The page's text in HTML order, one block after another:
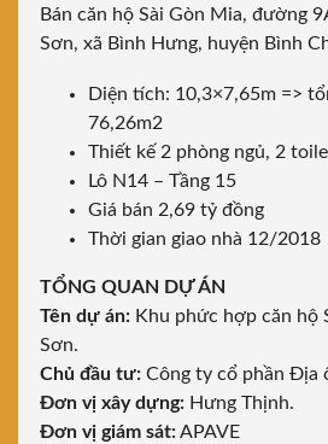
Bán căn hộ Sài Gòn Mia, đường
Sơn, xã Bình Hưng, huyện Bình
Diện tích: 10,3×7,65m =>
76,26m2
Thiết kế 2 phòng ngủ, 2
Lô N14 – Tầng 15
Giá bán 2,69 tỷ đồng
Thời gian giao nhà 12/2018
TỔNG QUAN DỰ ÁN
Tên dự án: Khu phức hợp căn hộ
Sơn.
Chủ đầu tư: Công ty cổ phần Địa
Đơn vị xây dựng: Hưng Thịnh.
Đơn vị giám sát:APAVE